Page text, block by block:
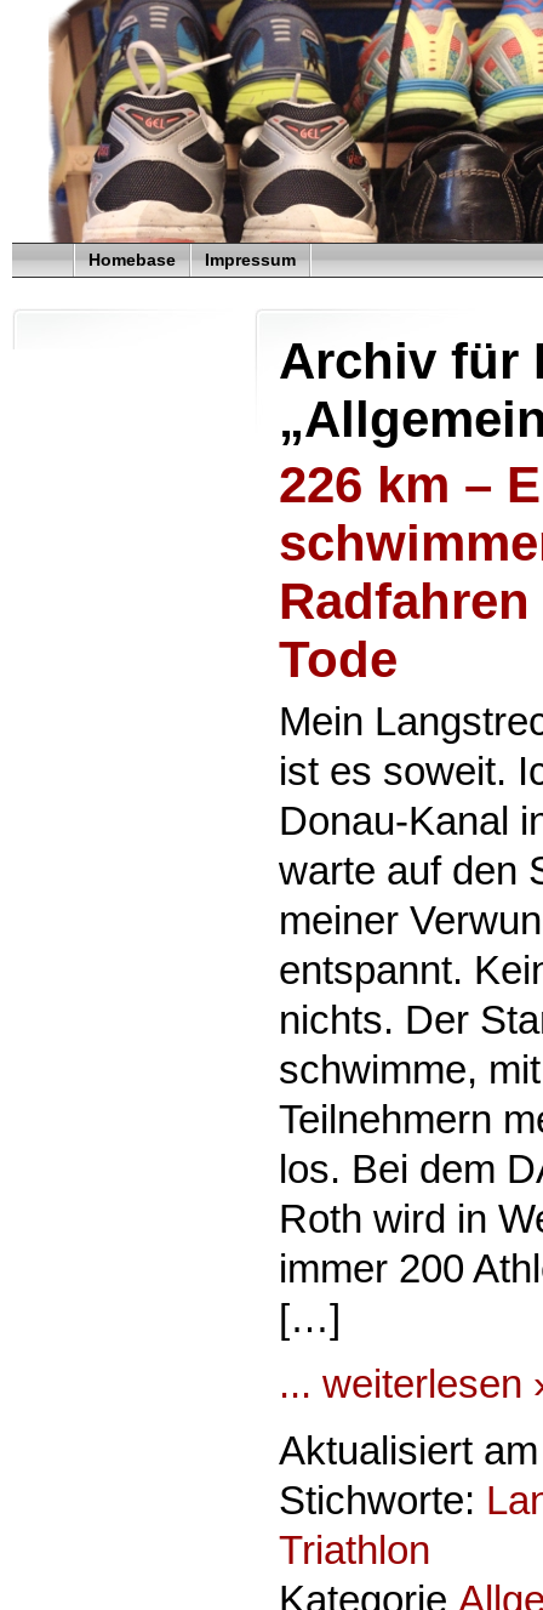
Homebase Impressum
Archiv für
226 km –
Tode
Mein
ist es soweit.
Donau-Kanal
warte auf den
meiner
entspannt.
nichts. Der
schwimme,
Teilnehmern
los. Bei dem
Roth wird in
immer 200
[…]
... weiterlesen
Aktualisiert
Stichworte:
Triathlon
Kategorie